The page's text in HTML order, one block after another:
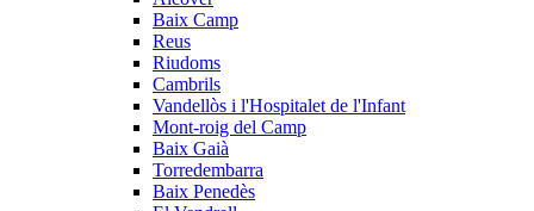
Baix Camp
Reus
Riudoms
Cambrils
Vandellòs i l'Hospitalet de l'Infant
Mont-roig del Camp
Baix Gaià
Torredembarra
Baix Penedès